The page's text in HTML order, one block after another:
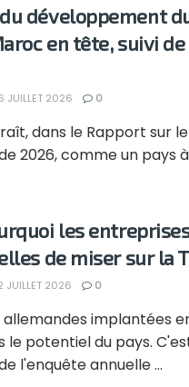
développement
en tête, suivi de
JUILLET 2026 0
dans le Rapport sur
2026, comme un pays
les
de miser sur la
JUILLET 2026 0
implantées
le potentiel du pays.
l'enquête annuelle ...